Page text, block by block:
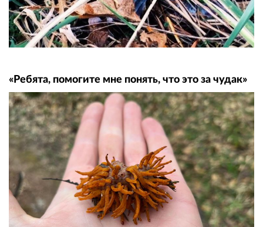
«Ребята, помогите мне понять, что это за чудак»